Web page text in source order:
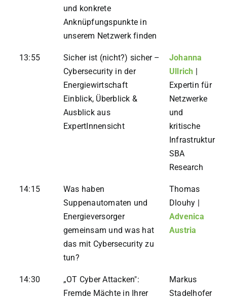
und konkrete
Anknüpfungspunkte in
unserem Netzwerk finden
13:55
Sicher ist (nicht?) sicher –
Cybersecurity in der
Energiewirtschaft
Einblick, Überblick &
Ausblick aus
ExpertInnensicht
Johanna
Ullrich |
Expertin für
Netzwerke
und
kritische
Infrastruktur
SBA
Research
14:15
Was haben
Suppenautomaten und
Energieversorger
gemeinsam und was hat
das mit Cybersecurity zu
tun?
Thomas
Dlouhy |
Advenica
Austria
14:30
„OT Cyber Attacken":
Fremde Mächte in Ihrer
Markus
Stadelhofer